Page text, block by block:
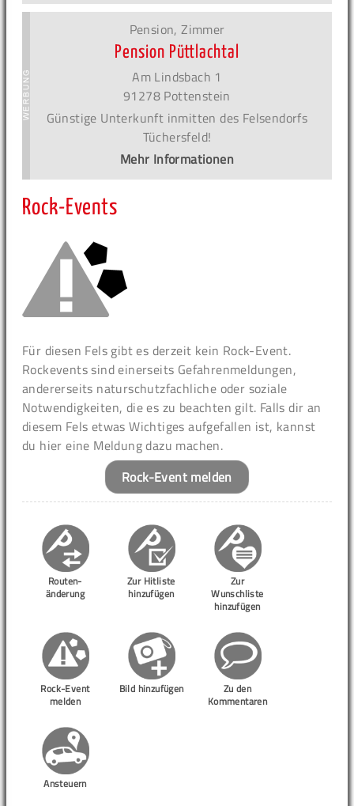
Pension, Zimmer
Pension Püttlachtal
Am Lindsbach 1
91278 Pottenstein
Günstige Unterkunft inmitten des Felsendorfs
Tüchersfeld!
Mehr Informationen
Rock-Events
Für diesen Fels gibt es derzeit kein Rock-Event.
Rockevents sind einerseits Gefahrenmeldungen,
andererseits naturschutzfachliche oder soziale
Notwendigkeiten, die es zu beachten gilt. Falls dir an
diesem Fels etwas Wichtiges aufgefallen ist, kannst
du hier eine Meldung dazu machen.
Rock-Event melden
Routen-
änderung
Zur Hitliste
hinzufügen
Zur
Wunschliste
hinzufügen
Rock-Event
melden
Bild hinzufügen
Zu den
Kommentaren
Ansteuern